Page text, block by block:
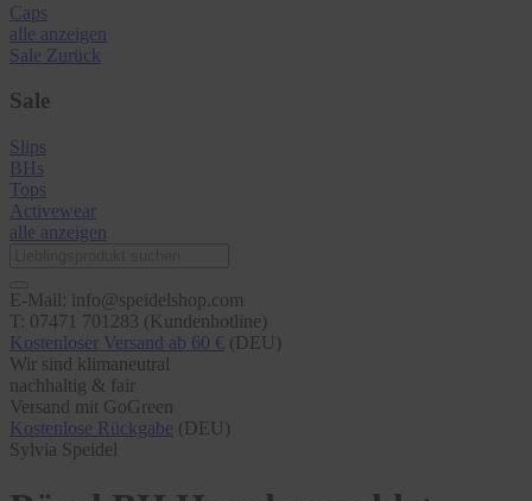
Caps
alle anzeigen
Sale Zurück
Sale
Slips
BHs
Tops
Activewear
alle anzeigen
E-Mail: info@speidelshop.com
T: 07471 701283 (Kundenhotline)
Kostenloser Versand ab 60 € (DEU)
Wir sind klimaneutral
nachhaltig & fair
Versand mit GoGreen
Kostenlose Rückgabe (DEU)
Sylvia Speidel